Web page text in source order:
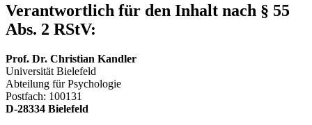
Verantwortlich für den Inhalt nach § 55
Abs. 2 RStV:
Prof. Dr. Christian Kandler
Universität Bielefeld
Abteilung für Psychologie
Postfach: 100131
D-28334 Bielefeld